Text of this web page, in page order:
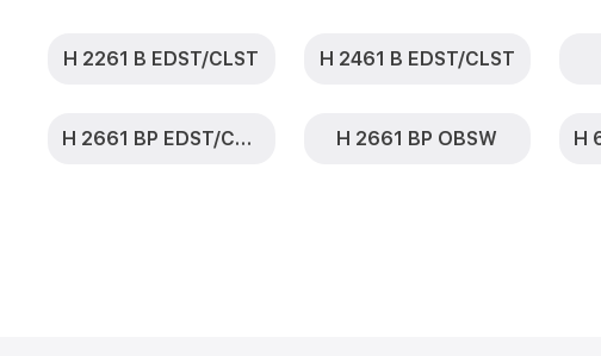
H 2261 B EDST/CLST H 2461 B EDST/CLST
H 2661 BP EDST/CLST H 2661 BP OBSW